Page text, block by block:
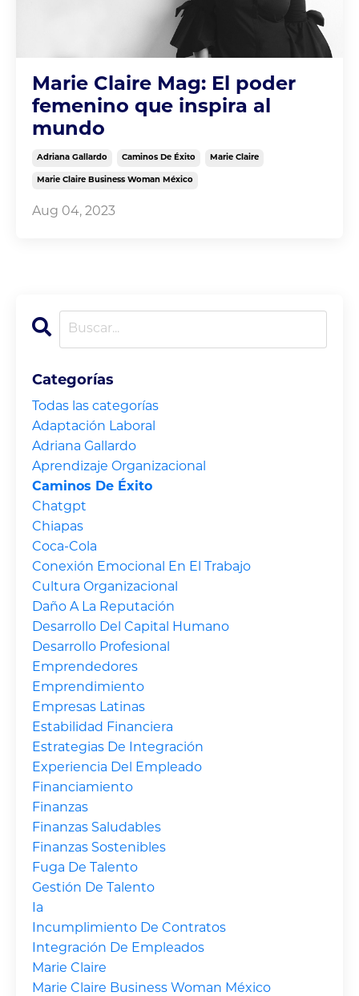
Marie Claire Mag: El poder
femenino que inspira al
mundo
Adriana Gallardo Caminos De Éxito Marie Claire
Marie Claire Business Woman México
Aug 04, 2023
Categorías
Todas las categorías
Adaptación Laboral
Adriana Gallardo
Aprendizaje Organizacional
Caminos De Éxito
Chatgpt
Chiapas
Coca-Cola
Conexión Emocional En El Trabajo
Cultura Organizacional
Daño A La Reputación
Desarrollo Del Capital Humano
Desarrollo Profesional
Emprendedores
Emprendimiento
Empresas Latinas
Estabilidad Financiera
Estrategias De Integración
Experiencia Del Empleado
Financiamiento
Finanzas
Finanzas Saludables
Finanzas Sostenibles
Fuga De Talento
Gestión De Talento
Ia
Incumplimiento De Contratos
Integración De Empleados
Marie Claire
Marie Claire Business Woman México